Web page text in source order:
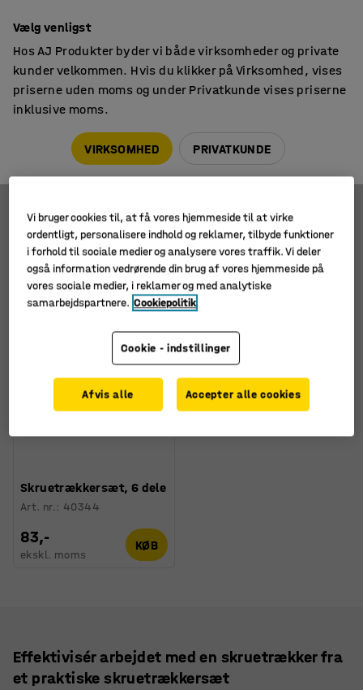
Skruetrækkere
Filtre Sortér
1 produkter
Skruetrækkersæt, 6 dele
Art. nr.: 40344
83,-
ekskl. moms
KØB
Effektivisér arbejdet med en skruetrækker fra
et praktiske skruetrækkersæt
Vælg venligst
Hos AJ Produkter byder vi både virksomheder og private
kunder velkommen. Hvis du klikker på Virksomhed, vises
priserne uden moms og under Privatkunde vises priserne
inklusive moms.
VIRKSOMHED PRIVATKUNDE
Vi bruger cookies til, at få vores hjemmeside til at virke
ordentligt, personalisere indhold og reklamer, tilbyde funktioner
i forhold til sociale medier og analysere vores traffik. Vi deler
også information vedrørende din brug af vores hjemmeside på
vores sociale medier, i reklamer og med analytiske
samarbejdspartnere. Cookiepolitik
Cookie - indstillinger
Afvis alle Accepter alle cookies